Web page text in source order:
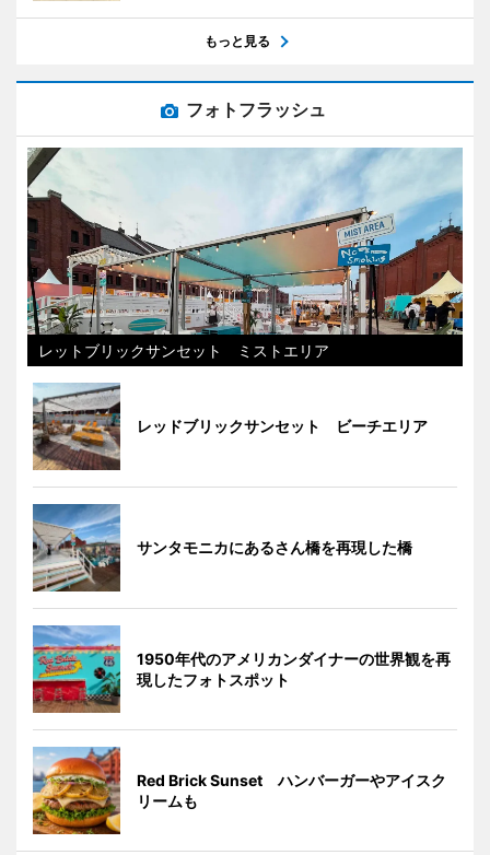
もっと見る
フォトフラッシュ
レットブリックサンセット ミストエリア
レッドブリックサンセット ビーチエリア
サンタモニカにあるさん橋を再現した橋
1950年代のアメリカンダイナーの世界観を再
現したフォトスポット
Red Brick Sunset ハンバーガーやアイスク
リームも